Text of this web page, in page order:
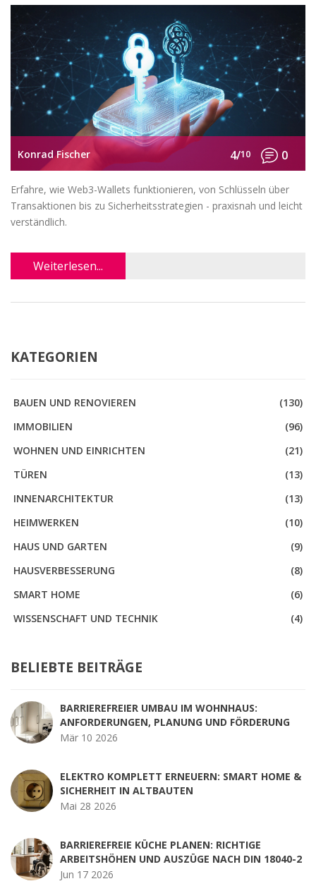
Konrad Fischer 4/10 0
Erfahre, wie Web3-Wallets funktionieren, von Schlüsseln über
Transaktionen bis zu Sicherheitsstrategien - praxisnah und leicht
verständlich.
Weiterlesen...
KATEGORIEN
BAUEN UND RENOVIEREN
(130)
IMMOBILIEN
(96)
WOHNEN UND EINRICHTEN
(21)
TÜREN
(13)
INNENARCHITEKTUR
(13)
HEIMWERKEN
(10)
HAUS UND GARTEN
(9)
HAUSVERBESSERUNG
(8)
SMART HOME
(6)
WISSENSCHAFT UND TECHNIK
(4)
BELIEBTE BEITRÄGE
BARRIEREFREIER UMBAU IM WOHNHAUS:
ANFORDERUNGEN, PLANUNG UND FÖRDERUNG
Mär 10 2026
ELEKTRO KOMPLETT ERNEUERN: SMART HOME &
SICHERHEIT IN ALTBAUTEN
Mai 28 2026
BARRIEREFREIE KÜCHE PLANEN: RICHTIGE
ARBEITSHÖHEN UND AUSZÜGE NACH DIN 18040-2
Jun 17 2026